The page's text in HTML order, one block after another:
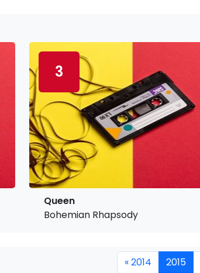
3
Queen
Bohemian Rhapsody
« 2014 2015